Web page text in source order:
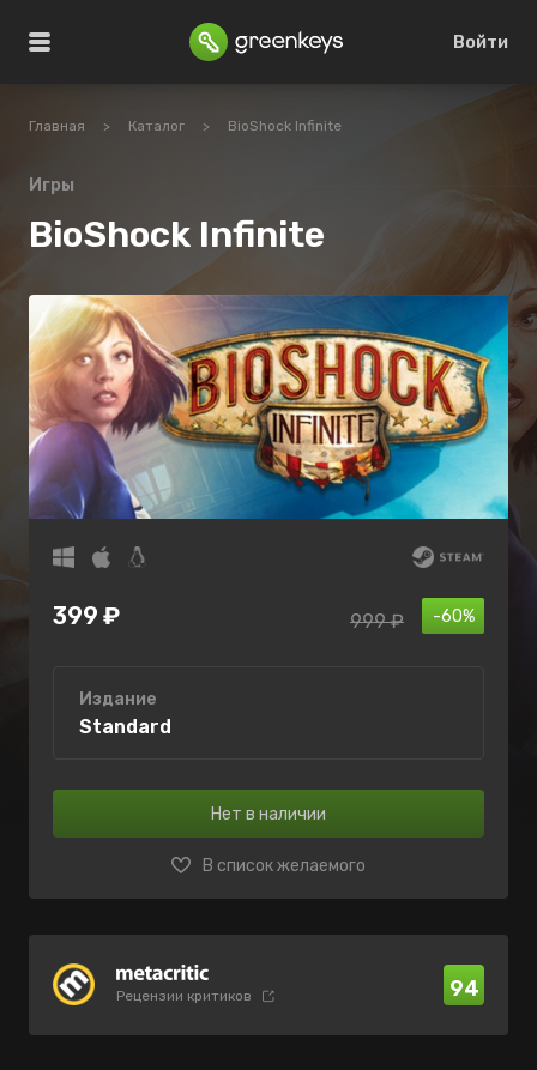
Войти
Главная > Каталог > BioShock Infinite
Игры
BioShock Infinite
399 ₽ -60%
999 ₽
Издание
Standard
Нет в наличии
В список желаемого
Рецензии критиков 94